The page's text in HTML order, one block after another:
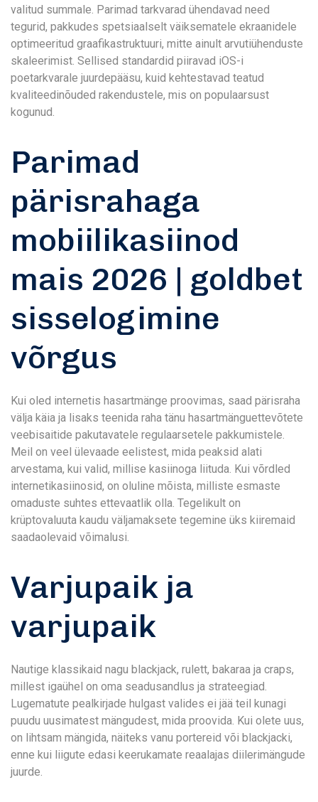
valitud summale. Parimad tarkvarad ühendavad need
tegurid, pakkudes spetsiaalselt väiksematele ekraanidele
optimeeritud graafikastruktuuri, mitte ainult arvutiühenduste
skaleerimist. Sellised standardid piiravad iOS-i
poetarkvarale juurdepääsu, kuid kehtestavad teatud
kvaliteedinõuded rakendustele, mis on populaarsust
kogunud.
Parimad
pärisrahaga
mobiilikasiinod
mais 2026 | goldbet
sisselogimine
võrgus
Kui oled internetis hasartmänge proovimas, saad pärisraha
välja käia ja lisaks teenida raha tänu hasartmänguettevõtete
veebisaitide pakutavatele regulaarsetele pakkumistele.
Meil ​​on veel ülevaade eelistest, mida peaksid alati
arvestama, kui valid, millise kasiinoga liituda. Kui võrdled
internetikasiinosid, on oluline mõista, milliste esmaste
omaduste suhtes ettevaatlik olla. Tegelikult on
krüptovaluuta kaudu väljamaksete tegemine üks kiiremaid
saadaolevaid võimalusi.
Varjupaik ja
varjupaik
Nautige klassikaid nagu blackjack, rulett, bakaraa ja craps,
millest igaühel on oma seadusandlus ja strateegiad.
Lugematute pealkirjade hulgast valides ei jää teil kunagi
puudu uusimatest mängudest, mida proovida. Kui olete uus,
on lihtsam mängida, näiteks vanu portereid või blackjacki,
enne kui liigute edasi keerukamate reaalajas diilerimängude
juurde.